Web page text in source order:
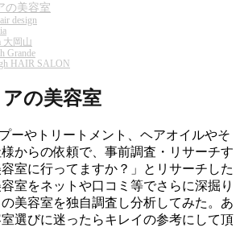
の美容室
design
岡山
Grande
HAIR SALON
の美容室
ーやトリートメント、ヘアオイルやそ
からの依頼で、事前調査・リサーチす
室に行ってますか？」とリサーチした
室をネットや口コミ等でさらに深掘り
美容室を独自調査し分析してみた。あ
選びに迷ったらキレイの参考にして頂